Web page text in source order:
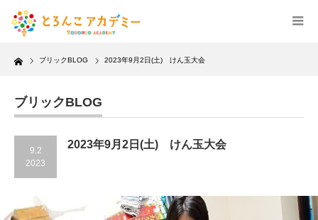
Home ブリックBLOG 2023年9月2日(土) けん玉大会
ブリックBLOG
9.2
2023
2023年9月2日(土) けん玉大会